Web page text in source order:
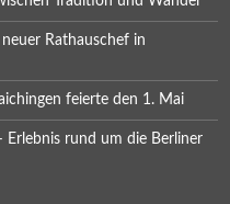
Rathauschef in
feierte den 1. Mai
Erlebnis rund um die Berliner